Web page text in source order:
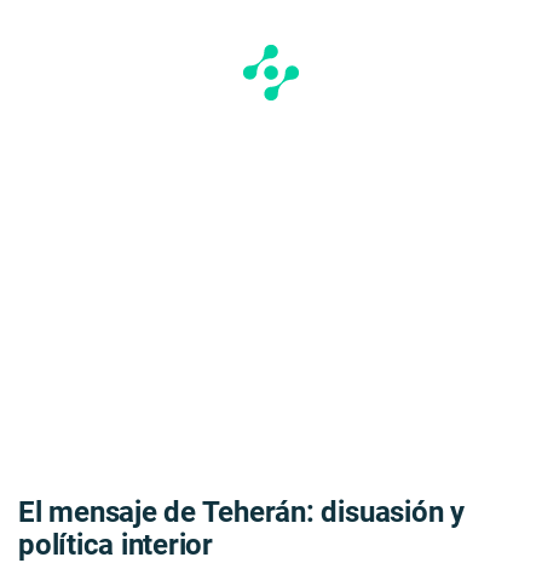
El mensaje de Teherán: disuasión y
política interior